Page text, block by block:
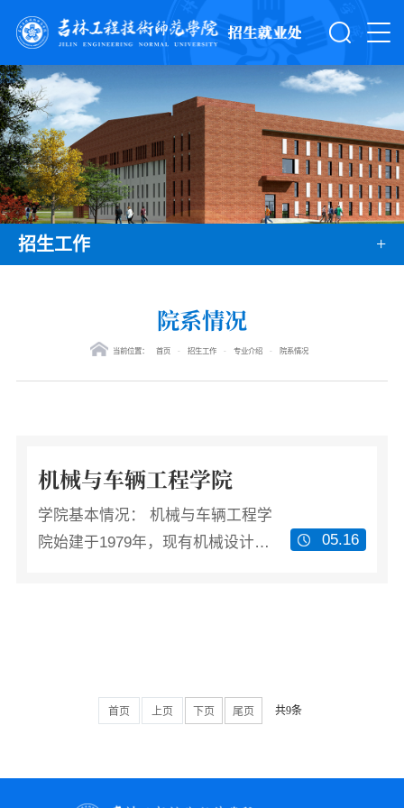
招生工作 +
院系情况
当前位置： 首页 - 招生工作 - 专业介绍 - 院系情况
机械与车辆工程学院
学院基本情况： 机械与车辆工程学
院始建于1979年，现有机械设计制
05.16
首页 上页 下页 尾页 共9条